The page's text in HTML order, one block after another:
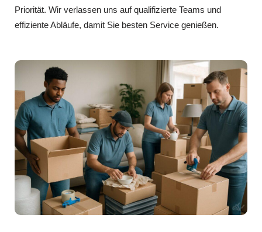
Priorität. Wir verlassen uns auf qualifizierte Teams und
effiziente Abläufe, damit Sie besten Service genießen.